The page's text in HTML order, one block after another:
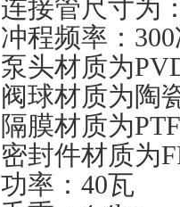
连接管尺寸为
冲程频率：
泵头材质为
阀球材质为陶
隔膜材质为
密封件材质为
功率：40瓦